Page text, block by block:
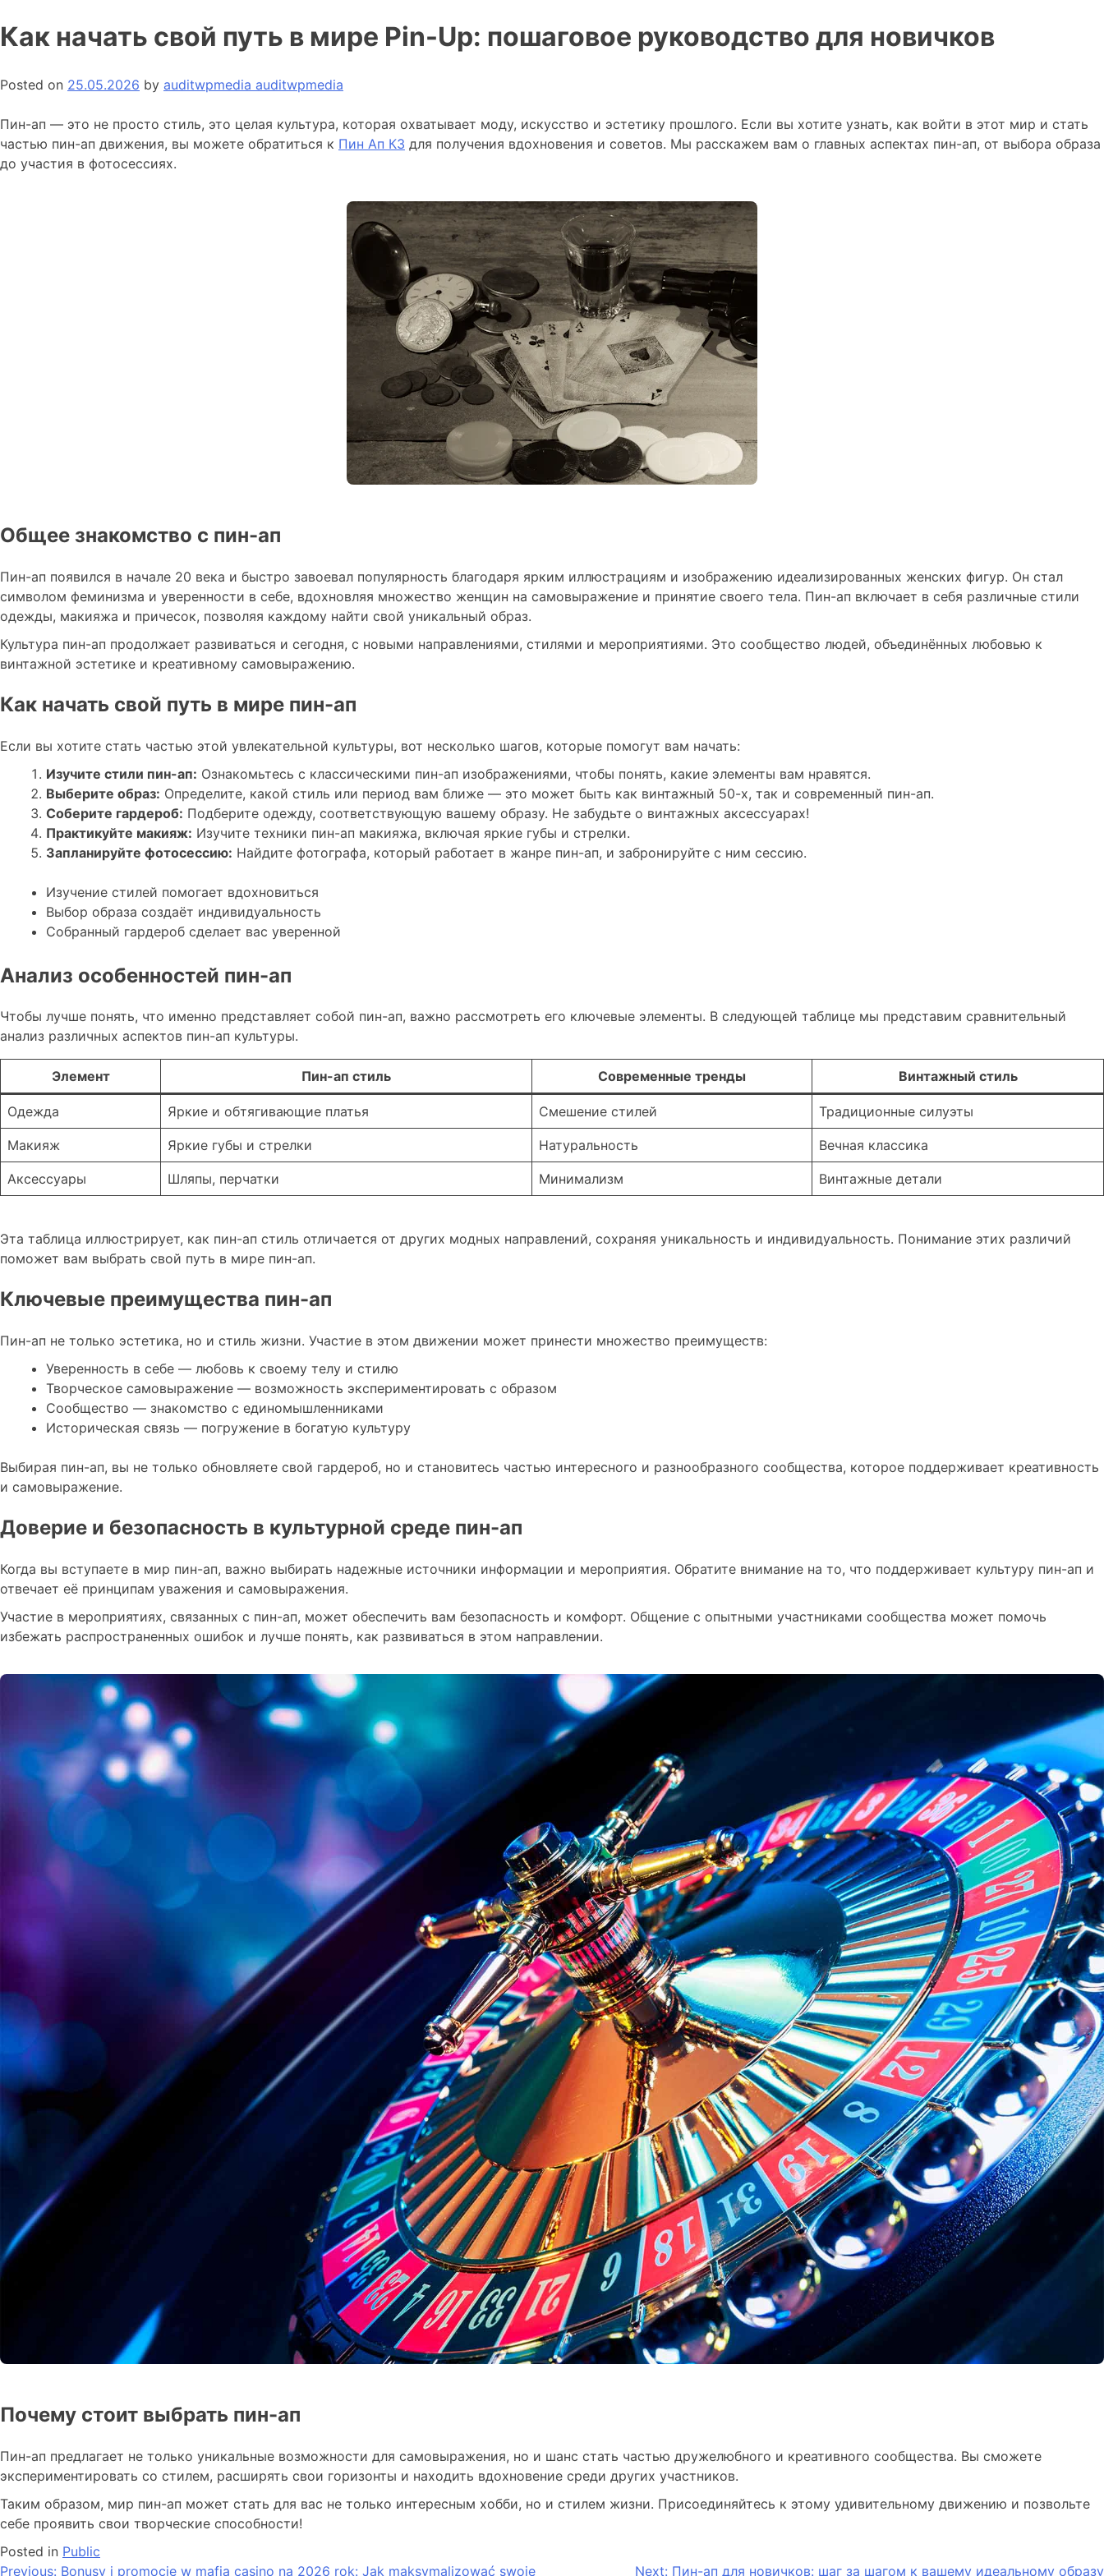
Как начать свой путь в мире Pin-Up: пошаговое руководство для новичков
Posted on 25.05.2026 by auditwpmedia auditwpmedia
Пин-ап — это не просто стиль, это целая культура, которая охватывает моду, искусство и эстетику прошлого. Если вы хотите узнать, как войти в этот мир и стать
частью пин-ап движения, вы можете обратиться к Пин Ап КЗ для получения вдохновения и советов. Мы расскажем вам о главных аспектах пин-ап, от выбора образа
до участия в фотосессиях.
Общее знакомство с пин-ап
Пин-ап появился в начале 20 века и быстро завоевал популярность благодаря ярким иллюстрациям и изображению идеализированных женских фигур. Он стал
символом феминизма и уверенности в себе, вдохновляя множество женщин на самовыражение и принятие своего тела. Пин-ап включает в себя различные стили
одежды, макияжа и причесок, позволяя каждому найти свой уникальный образ.
Культура пин-ап продолжает развиваться и сегодня, с новыми направлениями, стилями и мероприятиями. Это сообщество людей, объединённых любовью к
винтажной эстетике и креативному самовыражению.
Как начать свой путь в мире пин-ап
Если вы хотите стать частью этой увлекательной культуры, вот несколько шагов, которые помогут вам начать:
Изучите стили пин-ап: Ознакомьтесь с классическими пин-ап изображениями, чтобы понять, какие элементы вам нравятся.
Выберите образ: Определите, какой стиль или период вам ближе — это может быть как винтажный 50-х, так и современный пин-ап.
Соберите гардероб: Подберите одежду, соответствующую вашему образу. Не забудьте о винтажных аксессуарах!
Практикуйте макияж: Изучите техники пин-ап макияжа, включая яркие губы и стрелки.
Запланируйте фотосессию: Найдите фотографа, который работает в жанре пин-ап, и забронируйте с ним сессию.
Изучение стилей помогает вдохновиться
Выбор образа создаёт индивидуальность
Собранный гардероб сделает вас уверенной
Анализ особенностей пин-ап
Чтобы лучше понять, что именно представляет собой пин-ап, важно рассмотреть его ключевые элементы. В следующей таблице мы представим сравнительный
анализ различных аспектов пин-ап культуры.
Элемент Пин-ап стиль Современные тренды Винтажный стиль
Одежда Яркие и обтягивающие платья Смешение стилей Традиционные силуэты
Макияж Яркие губы и стрелки Натуральность Вечная классика
Аксессуары Шляпы, перчатки Минимализм Винтажные детали
Эта таблица иллюстрирует, как пин-ап стиль отличается от других модных направлений, сохраняя уникальность и индивидуальность. Понимание этих различий
поможет вам выбрать свой путь в мире пин-ап.
Ключевые преимущества пин-ап
Пин-ап не только эстетика, но и стиль жизни. Участие в этом движении может принести множество преимуществ:
Уверенность в себе — любовь к своему телу и стилю
Творческое самовыражение — возможность экспериментировать с образом
Сообщество — знакомство с единомышленниками
Историческая связь — погружение в богатую культуру
Выбирая пин-ап, вы не только обновляете свой гардероб, но и становитесь частью интересного и разнообразного сообщества, которое поддерживает креативность
и самовыражение.
Доверие и безопасность в культурной среде пин-ап
Когда вы вступаете в мир пин-ап, важно выбирать надежные источники информации и мероприятия. Обратите внимание на то, что поддерживает культуру пин-ап и
отвечает её принципам уважения и самовыражения.
Участие в мероприятиях, связанных с пин-ап, может обеспечить вам безопасность и комфорт. Общение с опытными участниками сообщества может помочь
избежать распространенных ошибок и лучше понять, как развиваться в этом направлении.
Почему стоит выбрать пин-ап
Пин-ап предлагает не только уникальные возможности для самовыражения, но и шанс стать частью дружелюбного и креативного сообщества. Вы сможете
экспериментировать со стилем, расширять свои горизонты и находить вдохновение среди других участников.
Таким образом, мир пин-ап может стать для вас не только интересным хобби, но и стилем жизни. Присоединяйтесь к этому удивительному движению и позвольте
себе проявить свои творческие способности!
Posted in Public
Previous: Bonusy i promocje w mafia casino na 2026 rok: Jak maksymalizować swoje Next: Пин-ап для новичков: шаг за шагом к вашему идеальному образу